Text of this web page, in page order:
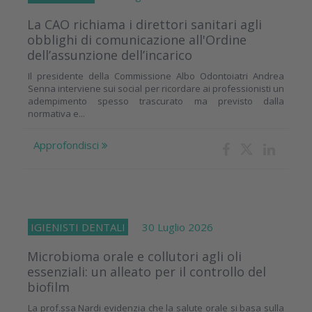
La CAO richiama i direttori sanitari agli
obblighi di comunicazione all'Ordine
dell’assunzione dell’incarico
Il presidente della Commissione Albo Odontoiatri Andrea
Senna interviene sui social per ricordare ai professionisti un
adempimento spesso trascurato ma previsto dalla
normativa e...
Approfondisci
IGIENISTI DENTALI 30 Luglio 2026
Microbioma orale e collutori agli oli
essenziali: un alleato per il controllo del
biofilm
La prof.ssa Nardi evidenzia che la salute orale si basa sulla